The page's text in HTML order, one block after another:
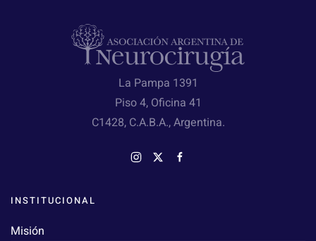
La Pampa 1391
Piso 4, Oficina 41
C1428, C.A.B.A., Argentina.
INSTITUCIONAL
Misión